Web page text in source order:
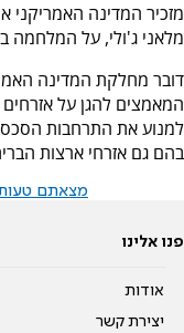
מזכיר המדינה האמריקני
מלאני ג'ולי, על המלחמה
דובר מחלקת המדינה
המאמצים להגן על אזרחים
למנוע את התרחבות
בהם גם אזרחי ארצות
מצאתם טעות
פנו אלינו
אודות
יצירת קשר